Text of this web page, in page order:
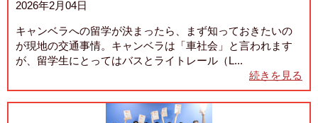
2026年2月04日
キャンベラへの留学が決まったら、まず知っておきたいの
が現地の交通事情。キャンベラは「車社会」と言われます
が、留学生にとってはバスとライトレール（L...
続きを見る